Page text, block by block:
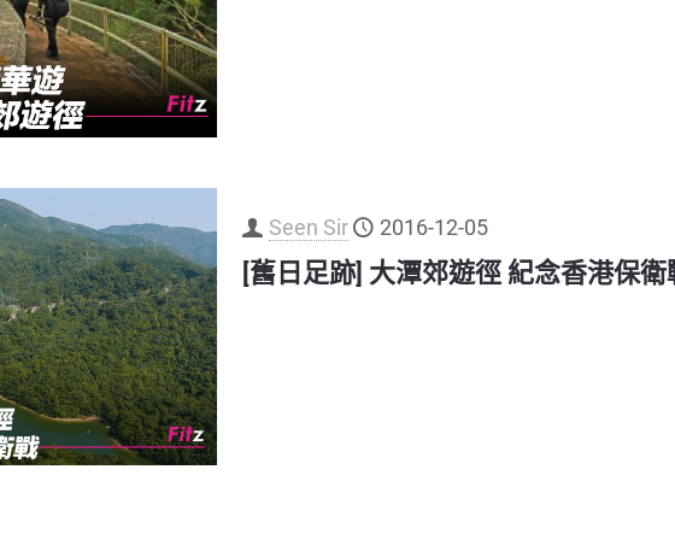
Seen Sir 2016-12-05
[舊日足跡] 大潭郊遊徑 紀念香港保衛